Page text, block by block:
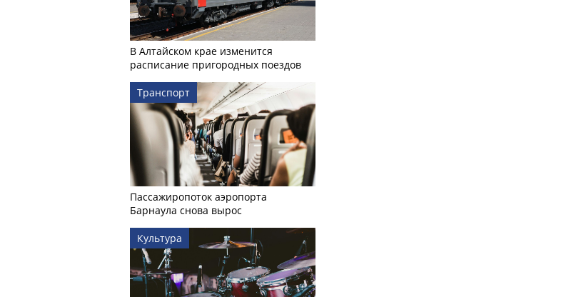
В Алтайском крае изменится
расписание пригородных поездов
Транспорт
Пассажиропоток аэропорта
Барнаула снова вырос
Культура